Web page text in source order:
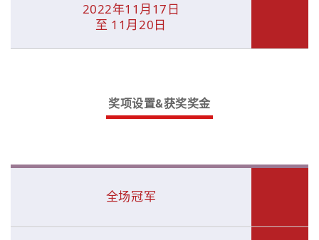
2022年11⽉17⽇
⾄ 11⽉20⽇
奖项设置&获奖奖金
全场冠军